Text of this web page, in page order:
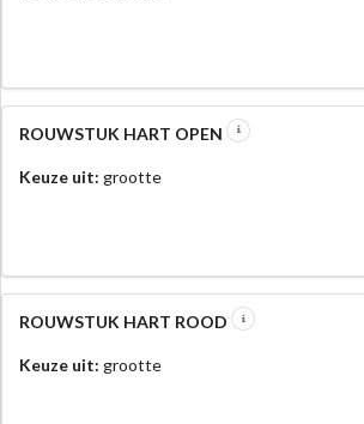
ROUWSTUK HART OPEN
Keuze uit: grootte
ROUWSTUK HART ROOD
Keuze uit: grootte